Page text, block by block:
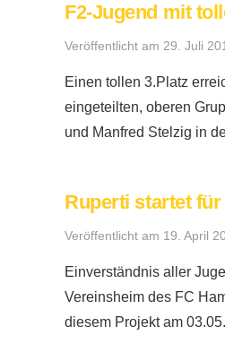
F2-Jugend mit
Veröffentlicht am 29. Juli
Einen tollen 3.Platz
eingeteilten, oberen
und Manfred Stelzig in
Ruperti startet für
Veröffentlicht am 19. April
Einverständnis aller
Vereinsheim des FC
diesem Projekt am